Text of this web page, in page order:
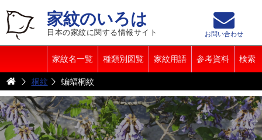
家紋のいろは
日本の家紋に関する情報サイト
家紋名一覧 種類別図覧 家紋用語 参考資料 検索
お問い合わせ
桐紋 蝙蝠桐紋